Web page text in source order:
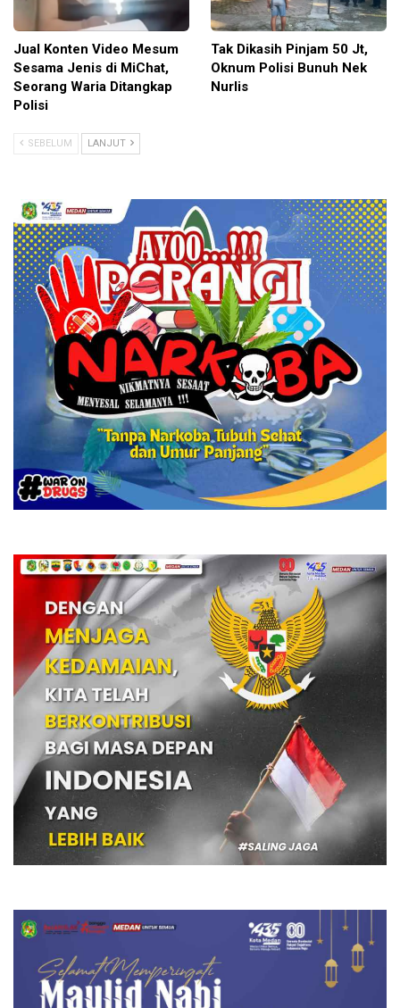
Jual Konten Video Mesum
Sesama Jenis di MiChat,
Seorang Waria Ditangkap
Polisi
Tak Dikasih Pinjam 50 Jt,
Oknum Polisi Bunuh Nek
Nurlis
SEBELUM LANJUT